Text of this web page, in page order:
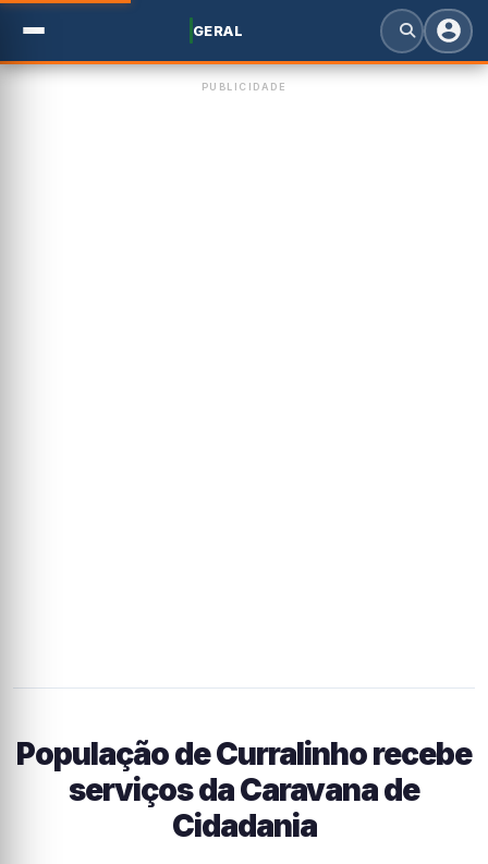
GERAL
PUBLICIDADE
População de Curralinho recebe
serviços da Caravana de
Cidadania